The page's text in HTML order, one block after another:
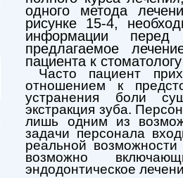
одного метода
рисунке 15-4,
информации
предлагаемое
пациента к
Часто пациент
отношением к
устранения боли
экстракция зуба.
лишь одним из
задачи персонала
реальной
возможно
эндодонтическое